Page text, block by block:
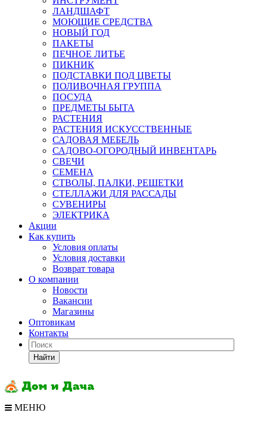
ЛАНДШАФТ
МОЮЩИЕ СРЕДСТВА
НОВЫЙ ГОД
ПАКЕТЫ
ПЕЧНОЕ ЛИТЬЕ
ПИКНИК
ПОДСТАВКИ ПОД ЦВЕТЫ
ПОЛИВОЧНАЯ ГРУППА
ПОСУДА
ПРЕДМЕТЫ БЫТА
РАСТЕНИЯ
РАСТЕНИЯ ИСКУССТВЕННЫЕ
САДОВАЯ МЕБЕЛЬ
САДОВО-ОГОРОДНЫЙ ИНВЕНТАРЬ
СВЕЧИ
СЕМЕНА
СТВОЛЫ, ПАЛКИ, РЕШЕТКИ
СТЕЛЛАЖИ ДЛЯ РАССАДЫ
СУВЕНИРЫ
ЭЛЕКТРИКА
Акции
Как купить
Условия оплаты
Условия доставки
Возврат товара
О компании
Новости
Вакансии
Магазины
Оптовикам
Контакты
Найти
МЕНЮ